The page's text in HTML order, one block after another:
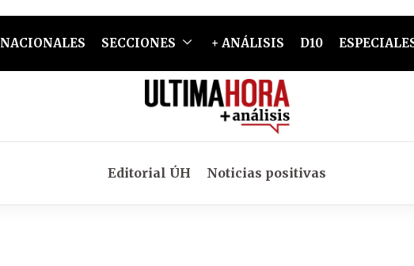
NACIONALES SECCIONES + ANÁLISIS D10
Editorial ÚH Noticias positivas